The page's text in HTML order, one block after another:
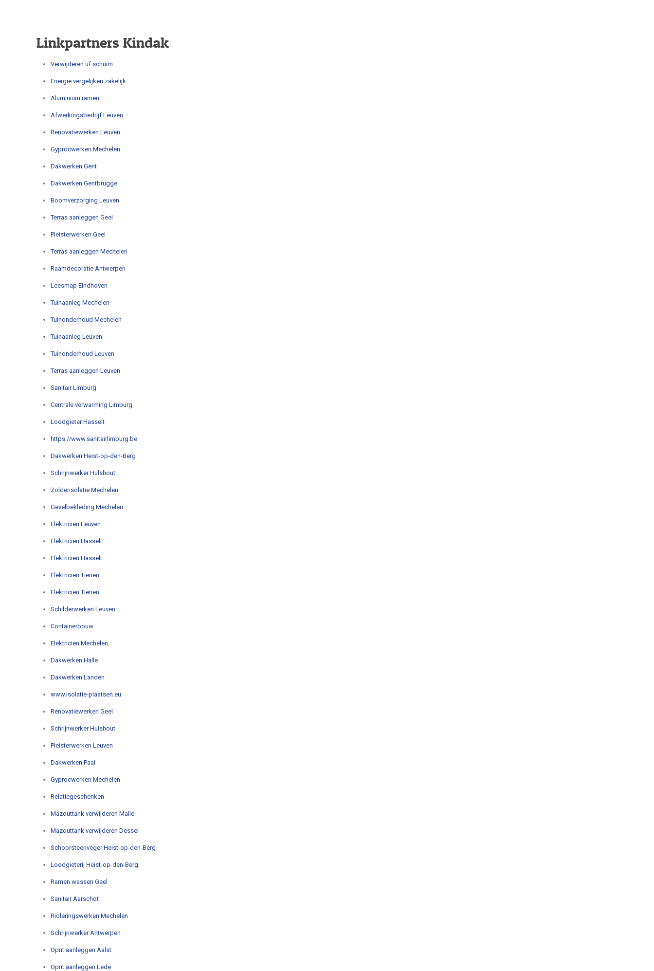
Linkpartners Kindak
Verwijderen uf schuim
Energie vergelijken zakelijk
Aluminium ramen
Afwerkingsbedrijf Leuven
Renovatiewerken Leuven
Gyprocwerken Mechelen
Dakwerken Gent
Dakwerken Gentbrugge
Boomverzorging Leuven
Terras aanleggen Geel
Pleisterwerken Geel
Terras aanleggen Mechelen
Raamdecoratie Antwerpen
Leesmap Eindhoven
Tuinaanleg Mechelen
Tuinonderhoud Mechelen
Tuinaanleg Leuven
Tuinonderhoud Leuven
Terras aanleggen Leuven
Sanitair Limburg
Centrale verwarming Limburg
Loodgieter Hasselt
https://www.sanitairlimburg.be
Dakwerken Heist-op-den-Berg
Schrijnwerker Hulshout
Zolderisolatie Mechelen
Gevelbekleding Mechelen
Elektricien Leuven
Elektricien Hasselt
Elektricien Hasselt
Elektricien Tienen
Elektricien Tienen
Schilderwerken Leuven
Containerbouw
Elektricien Mechelen
Dakwerken Halle
Dakwerken Landen
www.isolatie-plaatsen.eu
Renovatiewerken Geel
Schrijnwerker Hulshout
Pleisterwerken Leuven
Dakwerken Paal
Gyprocwerken Mechelen
Relatiegeschenken
Mazouttank verwijderen Malle
Mazouttank verwijderen Dessel
Schoorsteenveger Heist-op-den-Berg
Loodgieterij Heist-op-den-Berg
Ramen wassen Geel
Sanitair Aarschot
Rioleringswerken Mechelen
Schrijnwerker Antwerpen
Oprit aanleggen Aalst
Oprit aanleggen Lede